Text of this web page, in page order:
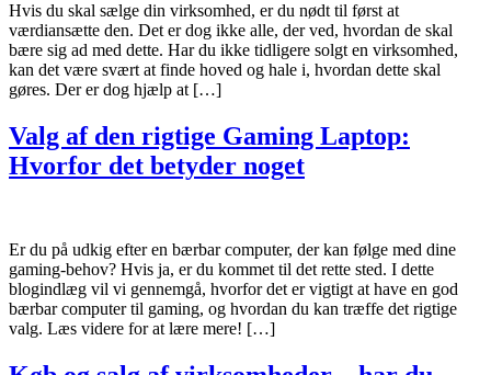
Hvis du skal sælge din virksomhed, er du nødt til først at
værdiansætte den. Det er dog ikke alle, der ved, hvordan de skal
bære sig ad med dette. Har du ikke tidligere solgt en virksomhed,
kan det være svært at finde hoved og hale i, hvordan dette skal
gøres. Der er dog hjælp at […]
Valg af den rigtige Gaming Laptop:
Hvorfor det betyder noget
Er du på udkig efter en bærbar computer, der kan følge med dine
gaming-behov? Hvis ja, er du kommet til det rette sted. I dette
blogindlæg vil vi gennemgå, hvorfor det er vigtigt at have en god
bærbar computer til gaming, og hvordan du kan træffe det rigtige
valg. Læs videre for at lære mere! […]